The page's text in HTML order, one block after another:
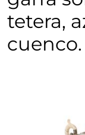
tetera,
cuenco.